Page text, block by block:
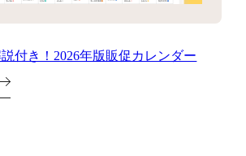
付き！2026年版販促カレンダー